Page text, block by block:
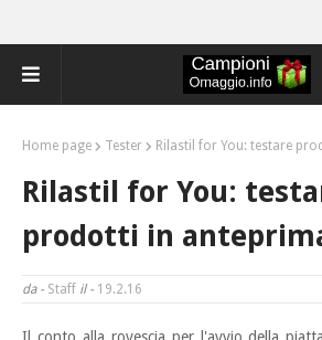
Home page Tester Rilastil for You: testare
Rilastil for You:
prodotti in
da - Staff il - 19.2.16